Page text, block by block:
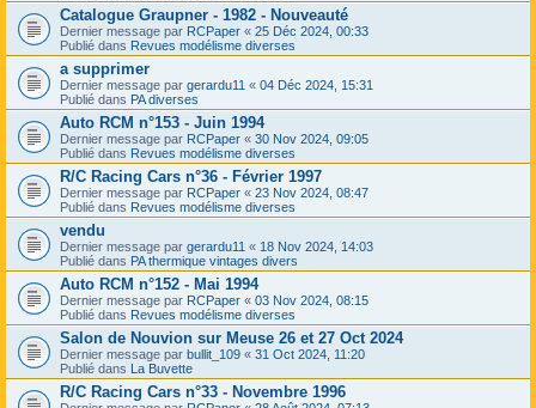
Catalogue Graupner - 1982 - Nouveauté
Dernier message par RCPaper « 25 Déc 2024, 00:33
Publié dans Revues modélisme diverses
a supprimer
Dernier message par gerardu11 « 04 Déc 2024, 15:31
Publié dans PA diverses
Auto RCM n°153 - Juin 1994
Dernier message par RCPaper « 30 Nov 2024, 09:05
Publié dans Revues modélisme diverses
R/C Racing Cars n°36 - Février 1997
Dernier message par RCPaper « 23 Nov 2024, 08:47
Publié dans Revues modélisme diverses
vendu
Dernier message par gerardu11 « 18 Nov 2024, 14:03
Publié dans PA thermique vintages divers
Auto RCM n°152 - Mai 1994
Dernier message par RCPaper « 03 Nov 2024, 08:15
Publié dans Revues modélisme diverses
Salon de Nouvion sur Meuse 26 et 27 Oct 2024
Dernier message par bullit_109 « 31 Oct 2024, 11:20
Publié dans La Buvette
R/C Racing Cars n°33 - Novembre 1996